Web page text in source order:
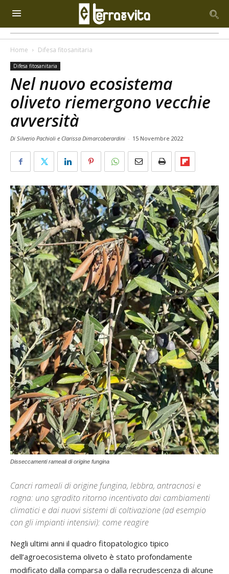
Home Difesa fitosanitaria
Difesa fitosanitaria
Nel nuovo ecosistema
oliveto riemergono vecchie
avversità
Di Silverio Pachioli e Clarissa Dimarcoberardini - 15 Novembre 2022
Disseccamenti rameali di origine fungina
Cancri rameali di origine fungina, lebbra, antracnosi e
rogna: uno sgradito ritorno incentivato dai cambiamenti
climatici e dai nuovi sistemi di coltivazione (ad esempio
con gli impianti intensivi): come reagire
Negli ultimi anni il quadro fitopatologico tipico
dell’agroecosistema oliveto è stato profondamente
modificato dalla comparsa o dalla recrudescenza di alcune